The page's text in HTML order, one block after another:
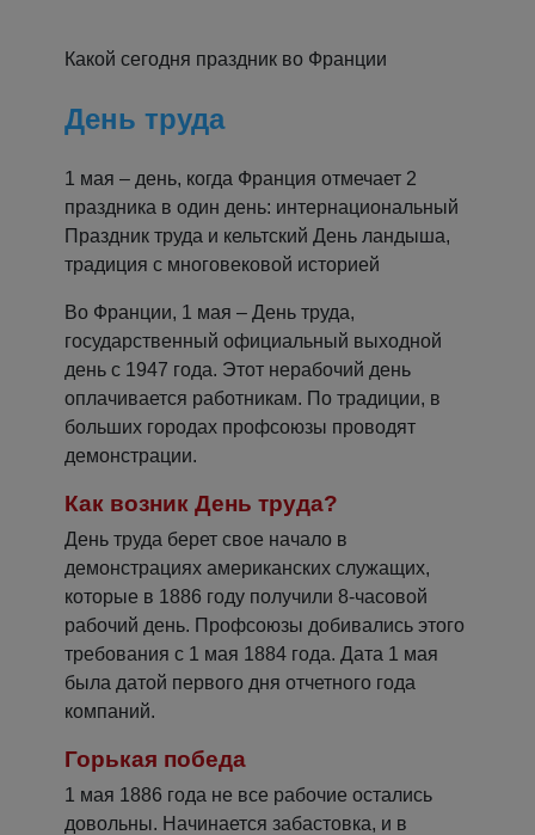
Какой сегодня праздник во Франции
День труда
1 мая – день, когда Франция отмечает 2
праздника в один день: интернациональный
Праздник труда и кельтский День ландыша,
традиция с многовековой историей
Во Франции, 1 мая – День труда,
государственный официальный выходной
день ​​с 1947 года. Этот нерабочий день
оплачивается работникам. По традиции, в
больших городах профсоюзы проводят
демонстрации.
Как возник День труда?
День труда берет свое начало в
демонстрациях американских служащих,
которые в 1886 году получили 8-часовой
рабочий день. Профсоюзы добивались этого
требования с 1 мая 1884 года. Дата 1 мая
была датой первого дня отчетного года
компаний.
Горькая победа
1 мая 1886 года не все рабочие остались
довольны. Начинается забастовка, и в